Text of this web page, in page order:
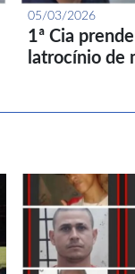
05/03/2026
1ª Cia
latrocínio de